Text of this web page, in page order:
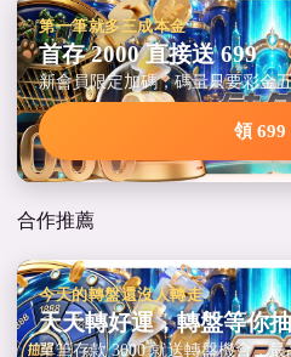
第一筆就多三成本金
首存 2000 直接送 699
新會員限定加碼，碼量只要彩金
領
合作推薦
今天的轉盤還沒人轉走
天天轉好運，轉盤等你抽
單筆存款 3000 就送轉盤機會，